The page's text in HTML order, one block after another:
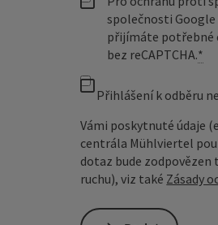
společnosti Google
přijímáte potřebné
bez reCAPTCHA.*
Přihlášení k odběru
Vámi poskytnuté údaje
centrála Mühlviertel
dotaz bude
ruchu), viz také Zásady